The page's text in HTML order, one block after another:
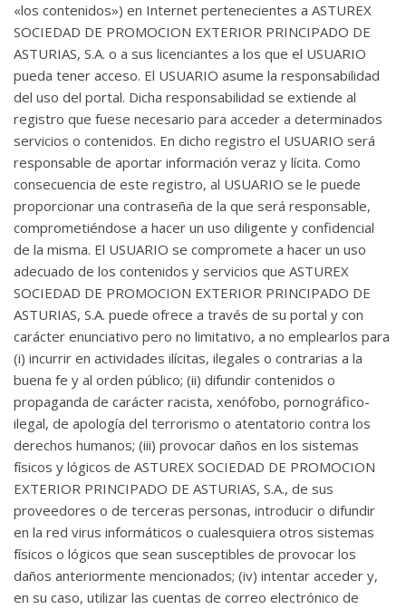
«los contenidos») en Internet pertenecientes a ASTUREX
SOCIEDAD DE PROMOCION EXTERIOR PRINCIPADO DE
ASTURIAS, S.A. o a sus licenciantes a los que el USUARIO
pueda tener acceso. El USUARIO asume la responsabilidad
del uso del portal. Dicha responsabilidad se extiende al
registro que fuese necesario para acceder a determinados
servicios o contenidos. En dicho registro el USUARIO será
responsable de aportar información veraz y lícita. Como
consecuencia de este registro, al USUARIO se le puede
proporcionar una contraseña de la que será responsable,
comprometiéndose a hacer un uso diligente y confidencial
de la misma. El USUARIO se compromete a hacer un uso
adecuado de los contenidos y servicios que ASTUREX
SOCIEDAD DE PROMOCION EXTERIOR PRINCIPADO DE
ASTURIAS, S.A. puede ofrece a través de su portal y con
carácter enunciativo pero no limitativo, a no emplearlos para
(i) incurrir en actividades ilícitas, ilegales o contrarias a la
buena fe y al orden público; (ii) difundir contenidos o
propaganda de carácter racista, xenófobo, pornográfico-
ilegal, de apología del terrorismo o atentatorio contra los
derechos humanos; (iii) provocar daños en los sistemas
físicos y lógicos de ASTUREX SOCIEDAD DE PROMOCION
EXTERIOR PRINCIPADO DE ASTURIAS, S.A., de sus
proveedores o de terceras personas, introducir o difundir
en la red virus informáticos o cualesquiera otros sistemas
físicos o lógicos que sean susceptibles de provocar los
daños anteriormente mencionados; (iv) intentar acceder y,
en su caso, utilizar las cuentas de correo electrónico de